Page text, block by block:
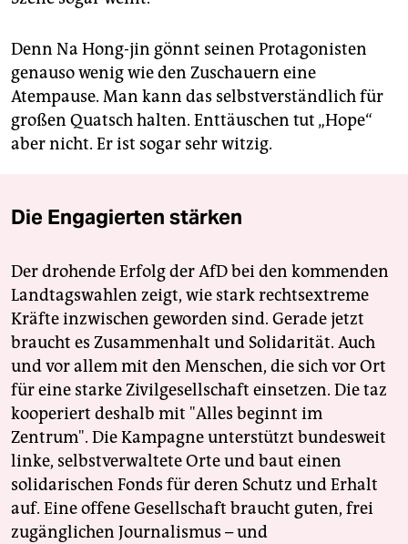
Denn Na Hong-jin gönnt seinen Protagonisten
genauso wenig wie den Zuschauern eine
Atempause. Man kann das selbstverständlich für
großen Quatsch halten. Enttäuschen tut „Hope“
aber nicht. Er ist sogar sehr witzig.
Die Engagierten stärken
Der drohende Erfolg der AfD bei den kommenden
Landtagswahlen zeigt, wie stark rechtsextreme
Kräfte inzwischen geworden sind. Gerade jetzt
braucht es Zusammenhalt und Solidarität. Auch
und vor allem mit den Menschen, die sich vor Ort
für eine starke Zivilgesellschaft einsetzen. Die taz
kooperiert deshalb mit "Alles beginnt im
Zentrum". Die Kampagne unterstützt bundesweit
linke, selbstverwaltete Orte und baut einen
solidarischen Fonds für deren Schutz und Erhalt
auf. Eine offene Gesellschaft braucht guten, frei
zugänglichen Journalismus – und